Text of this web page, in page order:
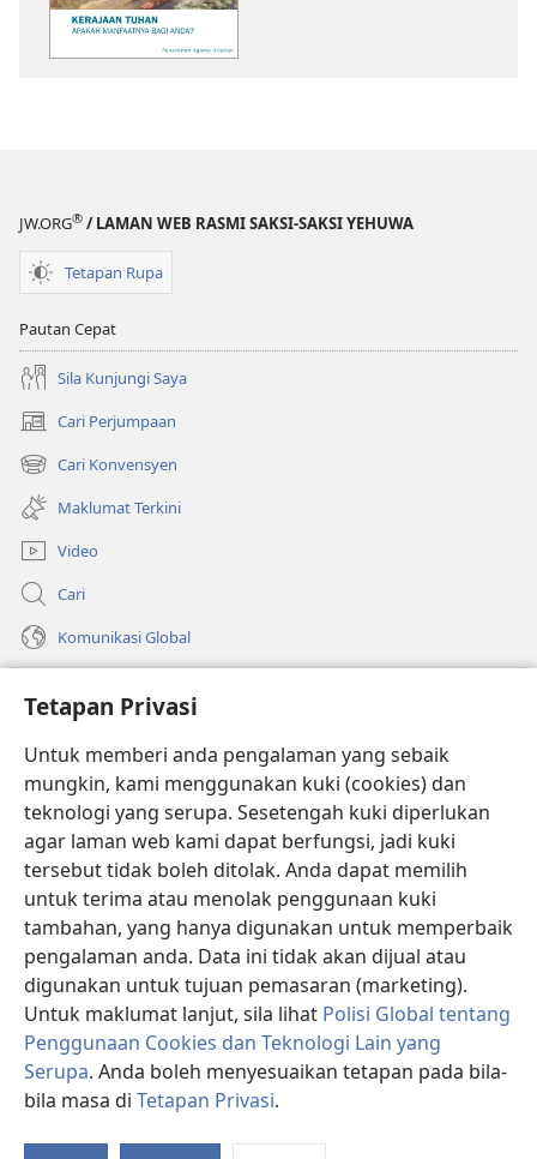
Tetapan Privasi
Untuk memberi anda pengalaman yang sebaik
mungkin, kami menggunakan kuki (cookies) dan
teknologi yang serupa. Sesetengah kuki diperlukan
agar laman web kami dapat berfungsi, jadi kuki
tersebut tidak boleh ditolak. Anda dapat memilih
untuk terima atau menolak penggunaan kuki
tambahan, yang hanya digunakan untuk memperbaik
pengalaman anda. Data ini tidak akan dijual atau
digunakan untuk tujuan pemasaran (marketing).
Untuk maklumat lanjut, sila lihat Polisi Global tentang
Penggunaan Cookies dan Teknologi Lain yang
Serupa. Anda boleh menyesuaikan tetapan pada bila-
bila masa di Tetapan Privasi.
Apakah
JW.ORG® / LAMAN WEB RASMI SAKSI-SAKSI YEHUWA
Tetapan Rupa
Pautan Cepat
Sila Kunjungi Saya
Cari Perjumpaan
(membuka
tetingkap
baharu)
Cari Konvensyen
(membuka
tetingkap
baharu)
Maklumat Terkini
Video
Cari
Komunikasi Global
(membuka
tetingkap
baharu)PERPUSTAKAAN DALAM TALIAN Watchtower
(membuka
tetingkap
baharu)JW Hub
(membuka
tetingkap
baharu)
®
Watchtower Library®
Copyright© 2026 Watch Tower Bible and Tract Society of Pennsylvania.
SYARAT PENGGUNAAN